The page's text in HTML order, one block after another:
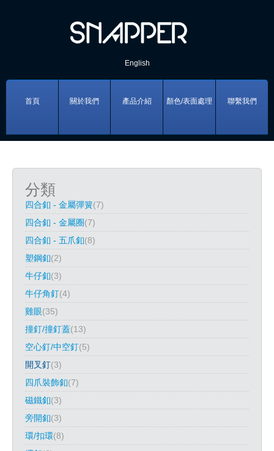
English
首頁 關於我們 產品介紹 顏色/表面處理 聯繫我們
分類
四合釦 - 金屬彈簧(7)
四合釦 - 金屬圈(7)
四合釦 - 五爪釦(8)
塑鋼釦(2)
牛仔釦(3)
牛仔角釘(4)
雞眼(35)
撞釘/撞釘蓋(13)
空心釘/中空釘(5)
開叉釘(3)
四爪裝飾釦(7)
磁鐵釦(3)
旁開釦(3)
環/扣環(8)